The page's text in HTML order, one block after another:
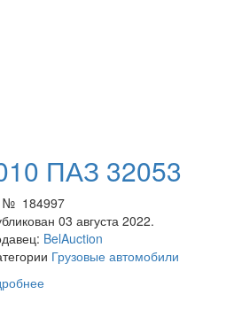
ПАЗ 32053
№ 184997
03 августа 2022.
BelAuction
Грузовые автомобили